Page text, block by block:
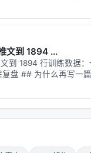
时满足，在历史上
：哪些可信，哪
（高可信度）
、参数免费、还能外推
困惑度正常，CS/QA/
文到 1894 ...
到 1894 行训练数据：
盘 ## 为什么再写一
）在智柴论坛上有两
用链上数据反推情绪"